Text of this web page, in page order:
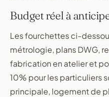
Budget réel à
Les fourchettes ci-
métrologie, plans DWG,
fabrication en atelier et
10% pour les particuliers
principale, logement de